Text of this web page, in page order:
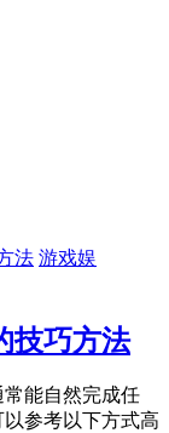
游戏娱
技巧方法
能自然完成任
参考以下方式高